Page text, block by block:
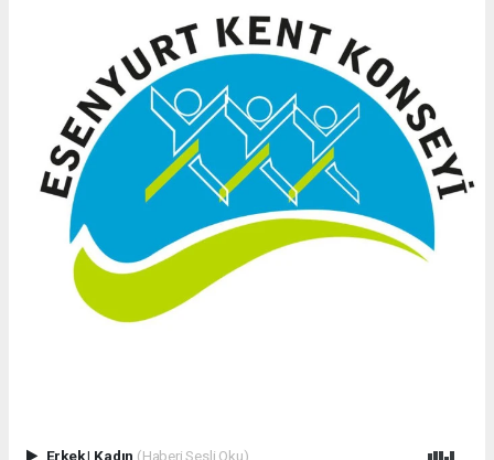
Erkek| Kadın (Haberi Sesli Oku)